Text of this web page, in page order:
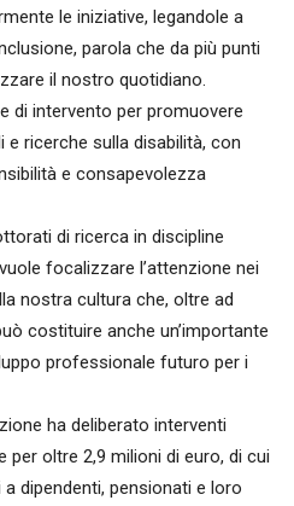
le iniziative, legandole a
parola che da più punti
il nostro quotidiano.
di intervento per promuovere
ricerche sulla disabilità, con
e consapevolezza
di ricerca in discipline
focalizzare l’attenzione nei
nostra cultura che, oltre ad
costituire anche un’importante
professionale futuro per i
ha deliberato interventi
per oltre 2,9 milioni di euro, di cui
dipendenti, pensionati e loro